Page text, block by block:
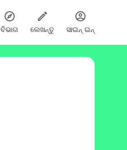
ବିଭାଗ ଲେଖନ୍ତୁ ସାଇନ୍ ଇନ୍